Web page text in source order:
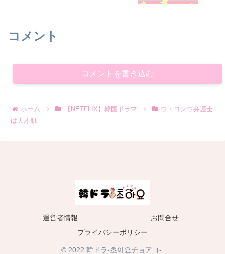
コメント
コメントを書き込む
ホーム 【NETFLIX】韓国ドラマ
ウ・ヨンウ弁護士
は天才肌
運営者情報
お問合せ
プライバシーポリシー
© 2022 韓ドラ-초아요チョアヨ-.